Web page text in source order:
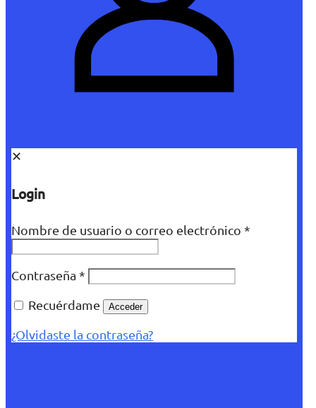
✕
Login
Nombre de usuario o correo electrónico *
Contraseña *
Recuérdame
Acceder
¿Olvidaste la contraseña?